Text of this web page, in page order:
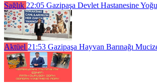
Sağlık 22:05 Gazipaşa Devlet Hastanesine
Aktüel 21:53 Gazipaşa Hayvan Barınağı